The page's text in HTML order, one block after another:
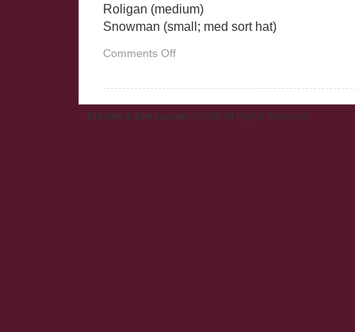
Roligan (medium)
Snowman (small; med sort hat)
Comments Offon
Christel & Kim Larsen © 2026 All Rights Reserved.